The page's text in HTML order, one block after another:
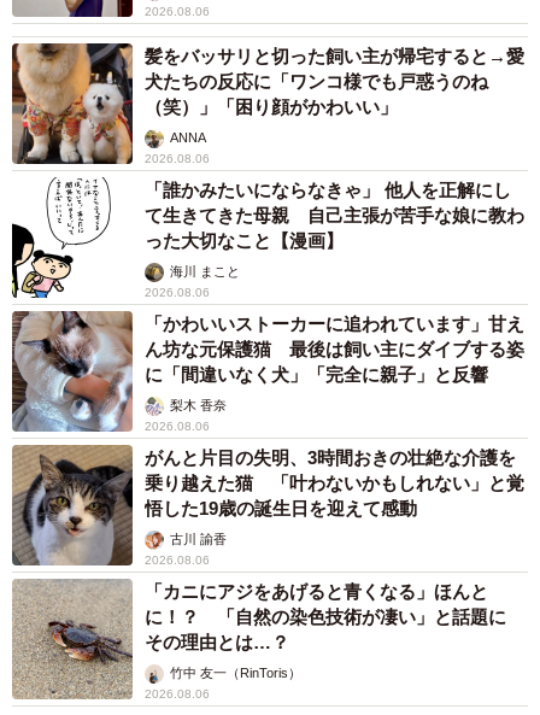
2026.08.06
髪をバッサリと切った飼い主が帰宅すると→愛
犬たちの反応に「ワンコ様でも戸惑うのね
（笑）」「困り顔がかわいい」
ANNA
2026.08.06
「誰かみたいにならなきゃ」 他人を正解にし
て生きてきた母親 自己主張が苦手な娘に教わ
った大切なこと【漫画】
海川 まこと
2026.08.06
「かわいいストーカーに追われています」甘え
ん坊な元保護猫 最後は飼い主にダイブする姿
に「間違いなく犬」「完全に親子」と反響
梨木 香奈
2026.08.06
がんと片目の失明、3時間おきの壮絶な介護を
乗り越えた猫 「叶わないかもしれない」と覚
悟した19歳の誕生日を迎えて感動
古川 諭香
2026.08.06
「カニにアジをあげると青くなる」ほんと
に！？ 「自然の染色技術が凄い」と話題に
その理由とは…？
竹中 友一（RinToris）
2026.08.06